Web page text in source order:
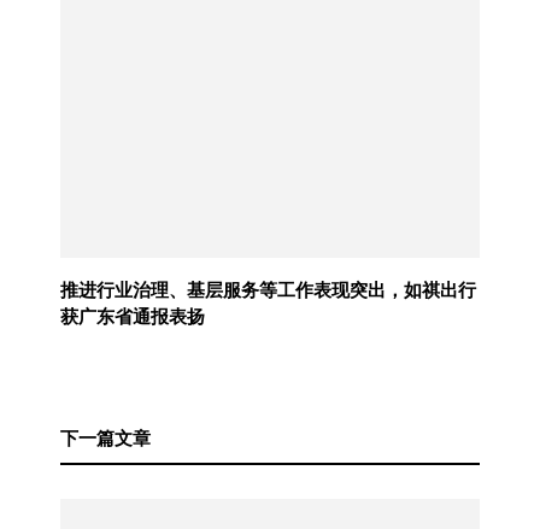
推进行业治理、基层服务等工作表现突出，如祺出行
获广东省通报表扬
下一篇文章